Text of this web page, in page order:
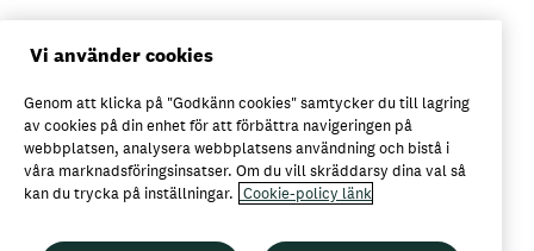
Personuppgiftspolicy
Axfoods integritetspolicy
Här kan du köpa Garant
Vi använder cookies
Genom att klicka på "Godkänn cookies" samtycker du till lagring
av cookies på din enhet för att förbättra navigeringen på
webbplatsen, analysera webbplatsens användning och bistå i
våra marknadsföringsinsatser. Om du vill skräddarsy dina val så
kan du trycka på inställningar. Cookie-policy länk